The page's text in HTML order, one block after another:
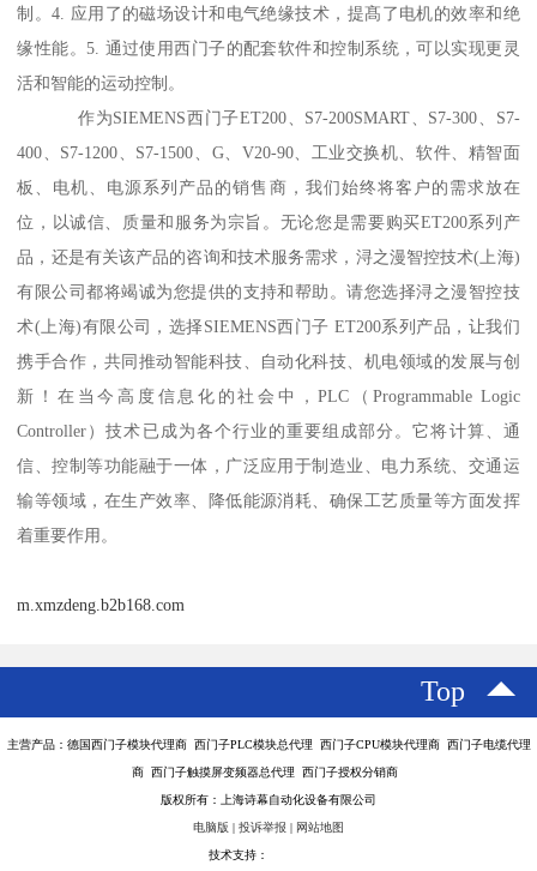
制。4. 应用了的磁场设计和电气绝缘技术，提髙了电机的效率和绝
缘性能。5. 通过使用西门子的配套软件和控制系统，可以实现更灵
活和智能的运动控制。
作为SIEMENS西门子ET200、S7-200SMART、S7-300、S7-
400、S7-1200、S7-1500、G、V20-90、工业交换机、软件、精智面
板、电机、电源系列产品的销售商，我们始终将客户的需求放在
位，以诚信、质量和服务为宗旨。无论您是需要购买ET200系列产
品，还是有关该产品的咨询和技术服务需求，浔之漫智控技术(上海)
有限公司都将竭诚为您提供的支持和帮助。请您选择浔之漫智控技
术(上海)有限公司，选择SIEMENS西门子 ET200系列产品，让我们
携手合作，共同推动智能科技、自动化科技、机电领域的发展与创
新！在当今高度信息化的社会中，PLC（Programmable Logic
Controller）技术已成为各个行业的重要组成部分。它将计算、通
信、控制等功能融于一体，广泛应用于制造业、电力系统、交通运
输等领域，在生产效率、降低能源消耗、确保工艺质量等方面发挥
着重要作用。
m.xmzdeng.b2b168.com
Top
主营产品：德国西门子模块代理商 西门子PLC模块总代理 西门子CPU模块代理商 西门子电缆代理
商 西门子触摸屏变频器总代理 西门子授权分销商
版权所有：上海诗幕自动化设备有限公司
电脑版 | 投诉举报 | 网站地图
技术支持：